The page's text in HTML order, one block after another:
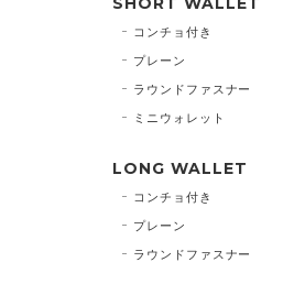
コンチョ付き
プレーン
ラウンドファスナー
ミニウォレット
LONG WALLET
コンチョ付き
プレーン
ラウンドファスナー